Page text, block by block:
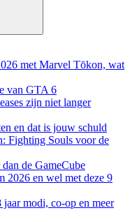
met Marvel Tōkon, wat
van GTA 6
zijn niet langer
en dat is jouw schuld
Fighting Souls voor de
de GameCube
2026 en wel met deze 9
jaar modi, co-op en meer